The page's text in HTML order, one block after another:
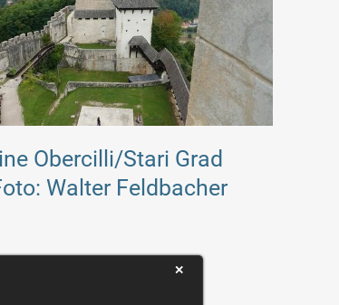
Obercilli/Stari Grad
Walter Feldbacher
✕